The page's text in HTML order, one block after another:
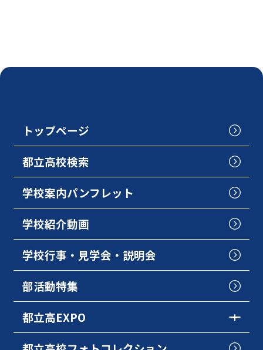
トップページ
都立高校検索
学校案内パンフレット
学校紹介動画
学校行事・見学会・説明会
部活動特集
都立高EXPO